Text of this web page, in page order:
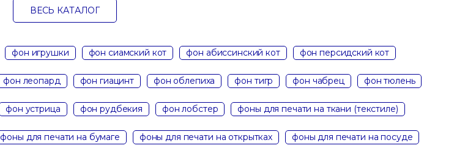
ВЕСЬ КАТАЛОГ
фон игрушки фон сиамский кот фон абиссинский кот фон персидский кот
фон леопард фон гиацинт фон облепиха фон тигр фон чабрец фон тюлень
фон устрица фон рудбекия фон лобстер фоны для печати на ткани (текстиле)
фоны для печати на бумаге фоны для печати на открытках фоны для печати на посуде